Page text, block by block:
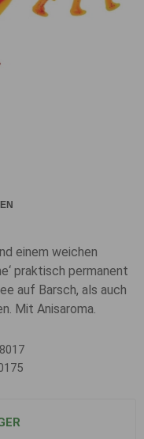
einem weichen
praktisch permanent
auf Barsch, als auch
Mit Anisaroma.